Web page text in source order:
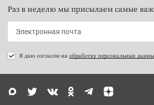
Раз в неделю мы присылаем самые
Я даю согласие на обработку персональных